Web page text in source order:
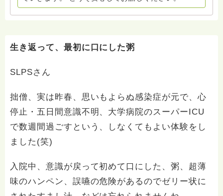
生き返って、最初に口にした粥
SLPSさん
拙僧、実は昨春、思いもよらぬ感染症が元で、心
停止・五日間意識不明、大学病院のスーパーICU
で数週間過ごすという、しなくてもよい体験をし
ました(笑)
入院中、意識が戻って初めて口にした、粥、超薄
味のハンペン、誤嚥の危険があるのでゼリー状に